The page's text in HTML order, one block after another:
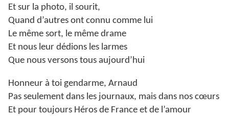
Et sur la photo, il sourit,
Quand d’autres ont connu comme lui
Le même sort, le même drame
Et nous leur dédions les larmes
Que nous versons tous aujourd’hui
Honneur à toi gendarme, Arnaud
Pas seulement dans les journaux, mais dans nos cœurs
Et pour toujours Héros de France et de l’amour